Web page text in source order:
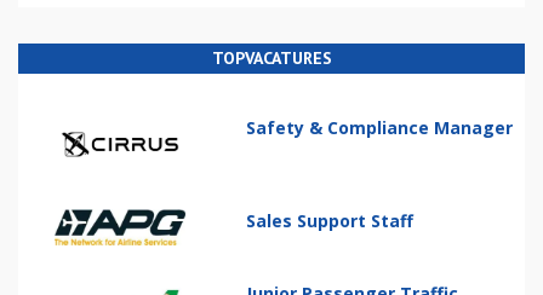
TOPVACATURES
Safety & Compliance Manager
Sales Support Staff